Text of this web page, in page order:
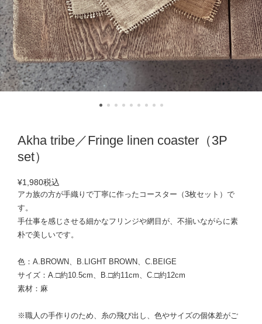
Akha tribe／Fringe linen coaster（3P
set）
¥1,980税込
アカ族の方が手織りで丁寧に作ったコースター（3枚セット）で
す。
手仕事を感じさせる細かなフリンジや網目が、不揃いながらに素
朴で美しいです。
色：A.BROWN、B.LIGHT BROWN、C.BEIGE
サイズ：A.□約10.5cm、B.□約11cm、C.□約12cm
素材：麻
※職人の手作りのため、糸の飛び出し、色やサイズの個体差がご